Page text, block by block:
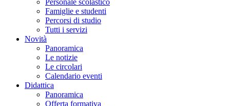
Personale scolastico
Famiglie e studenti
Percorsi di studio
Tutti i servizi
Novità
Panoramica
Le notizie
Le circolari
Calendario eventi
Didattica
Panoramica
Offerta formativa